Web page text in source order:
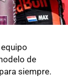
de
siempre.